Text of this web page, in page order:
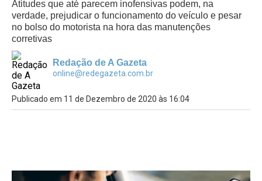
Atitudes que até parecem inofensivas podem, na
verdade, prejudicar o funcionamento do veículo e pesar
no bolso do motorista na hora das manutenções
corretivas
Redação de A Gazeta
online@redegazeta.com.br
Publicado em 11 de Dezembro de 2020 às 16:04